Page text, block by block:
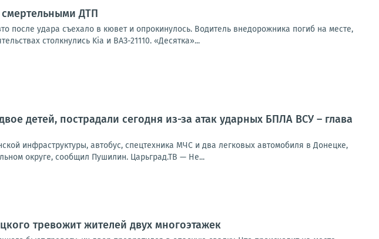
ДТП
после удара съехало в кювет и опрокинулось. Водитель внедорожника погиб на месте,
столкнулись Kia и ВАЗ-21110. «Десятка»...
детей, пострадали сегодня из-за атак ударных БПЛА ВСУ – глава
инфраструктуры, автобус, спецтехника МЧС и два легковых автомобиля в Донецке,
округе, сообщил Пушилин. Царьград.ТВ — Не...
тревожит жителей двух многоэтажек